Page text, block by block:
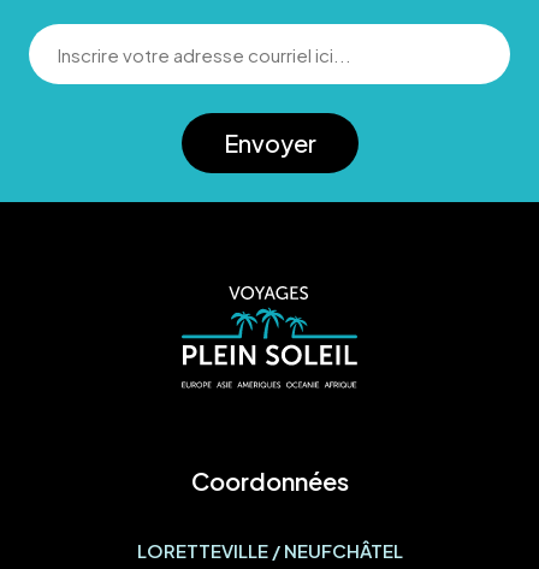
Envoyer
Coordonnées
LORETTEVILLE / NEUFCHÂTEL